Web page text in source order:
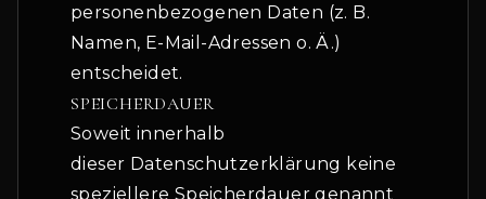
personenbezogenen Daten (z. B.
Namen, E-Mail-Adressen o. Ä.)
entscheidet.
SPEICHERDAUER
Soweit innerhalb
dieser Datenschutzerklärung keine
speziellere Speicherdauer genannt